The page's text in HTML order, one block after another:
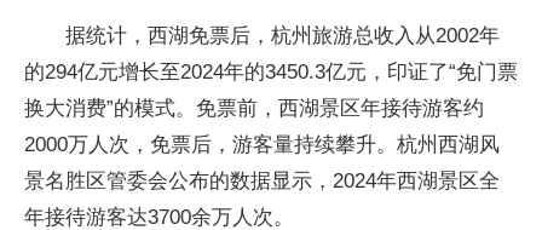
据统计，西湖免票后，杭州旅游总收入从2002年
的294亿元增长至2024年的3450.3亿元，印证了“免门票
换大消费”的模式。免票前，西湖景区年接待游客约
2000万人次，免票后，游客量持续攀升。杭州西湖风
景名胜区管委会公布的数据显示，2024年西湖景区全
年接待游客达3700余万人次。